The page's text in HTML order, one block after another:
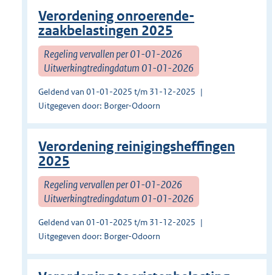
Verordening onroerende-
zaakbelastingen 2025
Regeling vervallen per 01-01-2026
Uitwerkingtredingdatum 01-01-2026
Geldend van 01-01-2025 t/m 31-12-2025
Uitgegeven door: Borger-Odoorn
Verordening reinigingsheffingen
2025
Regeling vervallen per 01-01-2026
Uitwerkingtredingdatum 01-01-2026
Geldend van 01-01-2025 t/m 31-12-2025
Uitgegeven door: Borger-Odoorn